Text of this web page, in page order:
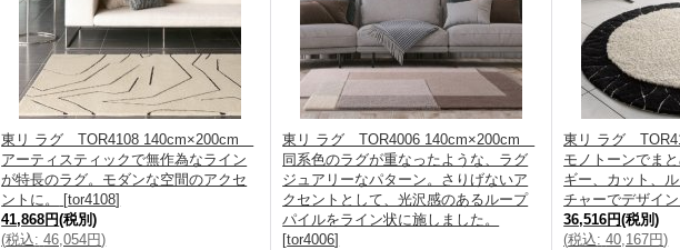
東リ ラグ TOR4108 140cm×200cm
アーティスティックで無作為なライン
が特長のラグ。モダンな空間のアクセ
ントに。
[tor4108]
41,868円(税別)
(税込: 46,054円)
東リ ラグ TOR4006 140cm×200cm
同系色のラグが重なったような、ラグ
ジュアリーなパターン。さりげないア
クセントとして、光沢感のあるループ
パイルをライン状に施しました。
[tor4006]
東リ ラグ
モノトーンでま
ギー、カット、
チャーでデザイン
36,516円(税別)
(税込: 40,167円)